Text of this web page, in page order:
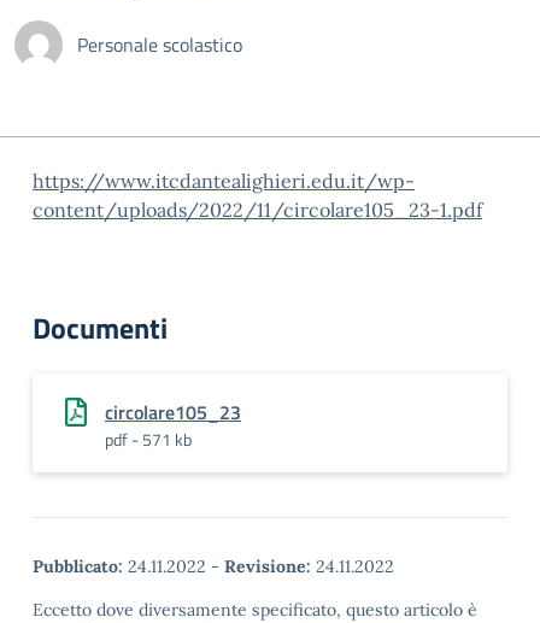
Personale scolastico
https://www.itcdantealighieri.edu.it/wp-
content/uploads/2022/11/circolare105_23-1.pdf
Documenti
circolare105_23
pdf - 571 kb
Pubblicato: 24.11.2022 - Revisione: 24.11.2022
Eccetto dove diversamente specificato, questo articolo è